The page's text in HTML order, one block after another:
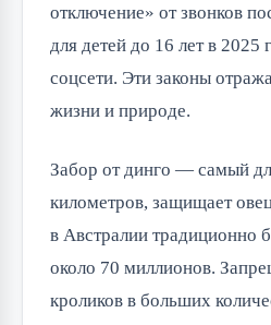
отключение» от звонков
для детей до 16 лет в 2025
соцсети. Эти законы
жизни и природе.
Забор от динго — самый
километров, защищает
в Австралии
около 70 миллионов.
кроликов в больших